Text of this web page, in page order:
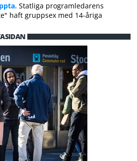
Statliga programledarens
haft gruppsex med 14-åriga